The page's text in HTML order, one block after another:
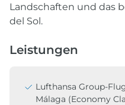
Landschaften und das
del Sol.
Leistungen
Lufthansa Group-
Málaga (Economy